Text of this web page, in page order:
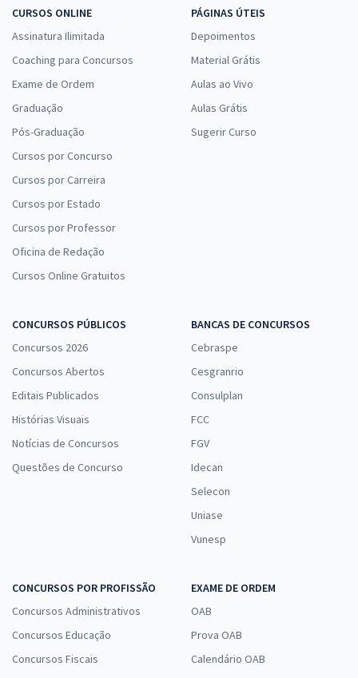
CURSOS ONLINE
Assinatura Ilimitada
Coaching para Concursos
Exame de Ordem
Graduação
Pós-Graduação
Cursos por Concurso
Cursos por Carreira
Cursos por Estado
Cursos por Professor
Oficina de Redação
Cursos Online Gratuitos
PÁGINAS ÚTEIS
Depoimentos
Material Grátis
Aulas ao Vivo
Aulas Grátis
Sugerir Curso
CONCURSOS PÚBLICOS
Concursos 2026
Concursos Abertos
Editais Publicados
Histórias Visuais
Notícias de Concursos
Questões de Concurso
BANCAS DE CONCURSOS
Cebraspe
Cesgranrio
Consulplan
FCC
FGV
Idecan
Selecon
Uniase
Vunesp
CONCURSOS POR PROFISSÃO
Concursos Administrativos
Concursos Educação
Concursos Fiscais
EXAME DE ORDEM
OAB
Prova OAB
Calendário OAB